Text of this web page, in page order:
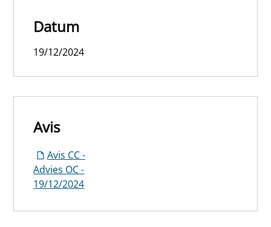
Datum
19/12/2024
Avis
Avis CC -
Advies OC -
19/12/2024